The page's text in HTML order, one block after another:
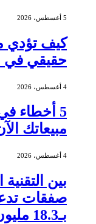
5 أغسطس، 2026
كيف تؤدي
حقيقي في
4 أغسطس، 2026
5 أخطاء
مبيعاتك
4 أغسطس، 2026
صفقات
بـ18.3 مليون دولار